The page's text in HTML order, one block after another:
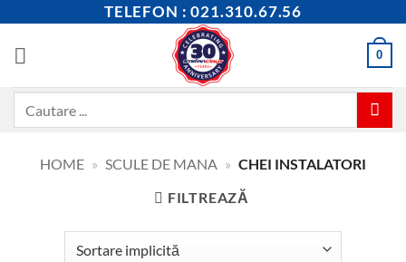
content
TELEFON : 021.310.67.56
0
HOME » SCULE DE MANA » CHEI INSTALATORI
FILTREAZĂ